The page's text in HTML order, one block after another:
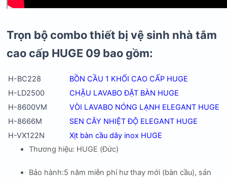
Trọn bộ combo thiết bị vệ sinh nhà tắm
cao cấp HUGE 09 bao gồm:
H-BC228
BỒN CẦU 1 KHỐI CAO CẤP HUGE
H-LD2500
CHẬU LAVABO ĐẶT BÀN HUGE
H-8600VM
VÒI LAVABO NÓNG LẠNH ELEGANT HUGE
H-8666M
SEN CÂY NHIỆT ĐỘ ELEGANT HUGE
H-VX122N
Xịt bàn cầu dây inox HUGE
Thương hiệu: HUGE (Đức)
Bảo hành:5 năm miễn phí hư thay mới (bàn cầu), sản